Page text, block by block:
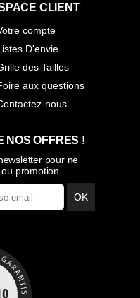
CLIENT
compte
D'envie
des Tailles
aux questions
nous
NOS OFFRES !
pour ne
promotion.
OK